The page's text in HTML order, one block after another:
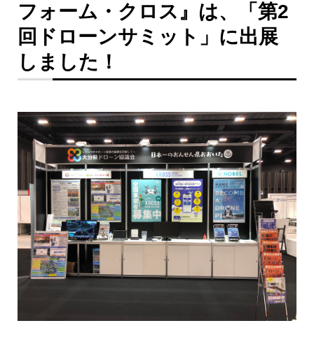
フォーム・クロス』は、「第2
回ドローンサミット」に出展
しました！